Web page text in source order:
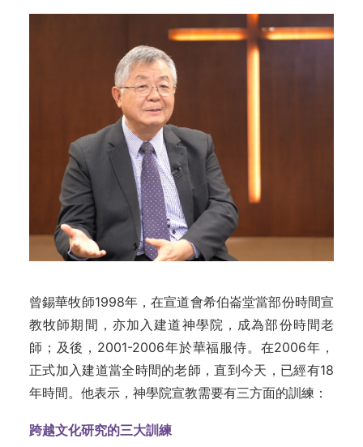
曾錫華牧師1998年，在宣道會希伯崙堂當部份時間宣
教牧師期間，亦加入建道神學院，成為部份時間老
師；及後，2001-2006年於華福服侍。在2006年，
正式加入建道當全時間的老師，直到今天，已經有18
年時間。他表示，神學院宣教需要有三方面的訓練：
跨越文化研究的三大訓練